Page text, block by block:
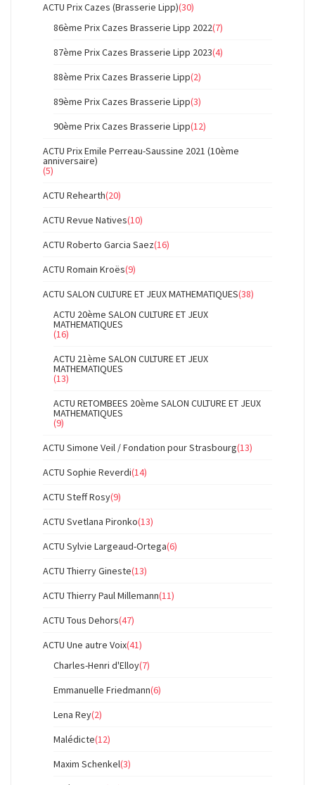
ACTU Prix Cazes (Brasserie Lipp)(30)
86ème Prix Cazes Brasserie Lipp 2022(7)
87ème Prix Cazes Brasserie Lipp 2023(4)
88ème Prix Cazes Brasserie Lipp(2)
89ème Prix Cazes Brasserie Lipp(3)
90ème Prix Cazes Brasserie Lipp(12)
ACTU Prix Emile Perreau-Saussine 2021 (10ème
anniversaire)
(5)
ACTU Rehearth(20)
ACTU Revue Natives(10)
ACTU Roberto Garcia Saez(16)
ACTU Romain Kroës(9)
ACTU SALON CULTURE ET JEUX MATHEMATIQUES(38)
ACTU 20ème SALON CULTURE ET JEUX
MATHEMATIQUES
(16)
ACTU 21ème SALON CULTURE ET JEUX
MATHEMATIQUES
(13)
ACTU RETOMBEES 20ème SALON CULTURE ET JEUX
MATHEMATIQUES
(9)
ACTU Simone Veil / Fondation pour Strasbourg(13)
ACTU Sophie Reverdi(14)
ACTU Steff Rosy(9)
ACTU Svetlana Pironko(13)
ACTU Sylvie Largeaud-Ortega(6)
ACTU Thierry Gineste(13)
ACTU Thierry Paul Millemann(11)
ACTU Tous Dehors(47)
ACTU Une autre Voix(41)
Charles-Henri d'Elloy(7)
Emmanuelle Friedmann(6)
Lena Rey(2)
Malédicte(12)
Maxim Schenkel(3)